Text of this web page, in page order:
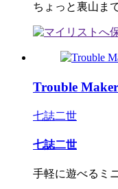
ちょっと裏山ま
Trouble Maker
七誌二世
七誌二世
手軽に遊べるミ